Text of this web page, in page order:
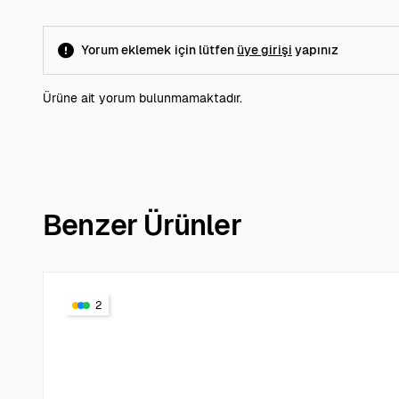
Yorum eklemek için lütfen üye girişi yapınız
Ürüne ait yorum bulunmamaktadır.
Benzer Ürünler
2